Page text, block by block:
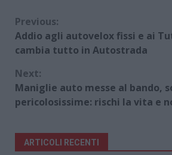
Continue
Reading
Previous:
Addio agli autovelox fissi e ai
cambia tutto in Autostrada
Next:
Maniglie auto messe al bando,
pericolosissime: rischi la vita e
ARTICOLI RECENTI